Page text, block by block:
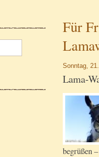
Für
Sonntag,
Lama-
begrüßen